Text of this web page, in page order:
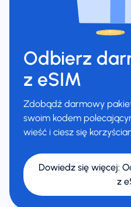
Odbierz
z eSIM
Zdobądź darmowy
swoim kodem
wieść i ciesz się
Dowiedz się więcej:
z